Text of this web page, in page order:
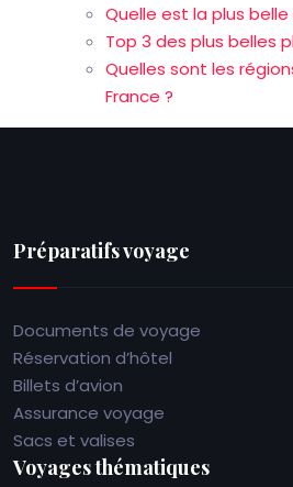
Quelle est la plus
Top 3 des plus belles
Quelles sont les
France ?
Préparatifs voyage
Documents de voyage
Réservation d’hôtel
Billets d’avion
Assurance voyage
Sacs et valises
Voyages thématiques